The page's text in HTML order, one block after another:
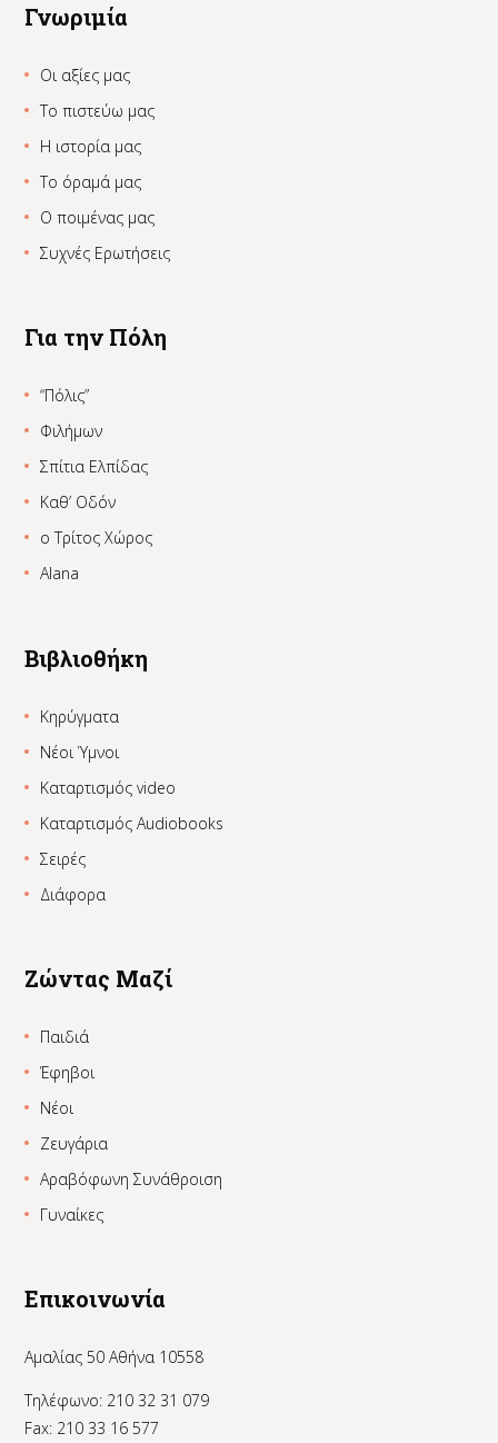
Γνωριμία
Οι αξίες μας
Το πιστεύω μας
Η ιστορία μας
Το όραμά μας
Ο ποιμένας μας
Συχνές Ερωτήσεις
Για την Πόλη
“Πόλις”
Φιλήμων
Σπίτια Ελπίδας
Καθ’ Οδόν
ο Τρίτος Χώρος
Alana
Βιβλιοθήκη
Κηρύγματα
Νέοι Ύμνοι
Καταρτισμός video
Καταρτισμός Audiobooks
Σειρές
Διάφορα
Ζώντας Μαζί
Παιδιά
Έφηβοι
Νέοι
Ζευγάρια
Αραβόφωνη Συνάθροιση
Γυναίκες
Επικοινωνία
Αμαλίας 50 Αθήνα 10558
Τηλέφωνο: 210 32 31 079
Fax: 210 33 16 577